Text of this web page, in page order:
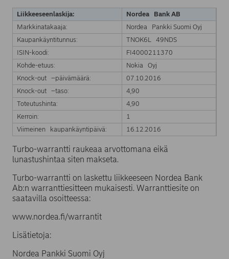
Liikkeeseenlaskija:
Nordea Bank AB
Markkinatakaaja:
Nordea Pankki Suomi Oyj
Kaupankäyntitunnus:
TNOK6L 49NDS
ISIN-koodi:
FI4000211370
Kohde-etuus:
Nokia Oyj
Knock-out –päivämäärä:
07.10.2016
Knock-out –taso:
4,90
Toteutushinta:
4,90
Kerroin:
1
Viimeinen kaupankäyntipäivä:
16.12.2016
Turbo-warrantti raukeaa arvottomana eikä
lunastushintaa siten makseta.
Turbo-warrantti on laskettu liikkeeseen Nordea Bank
Ab:n warranttiesitteen mukaisesti. Warranttiesite on
saatavilla osoitteessa:
www.nordea.fi/warrantit
Lisätietoja:
Nordea Pankki Suomi Oyj